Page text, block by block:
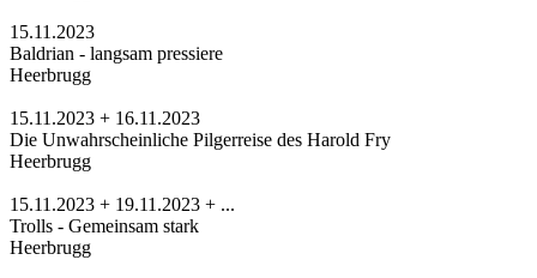
15.11.2023
Baldrian - langsam pressiere
Heerbrugg
15.11.2023 + 16.11.2023
Die Unwahrscheinliche Pilgerreise des Harold Fry
Heerbrugg
15.11.2023 + 19.11.2023 + ...
Trolls - Gemeinsam stark
Heerbrugg